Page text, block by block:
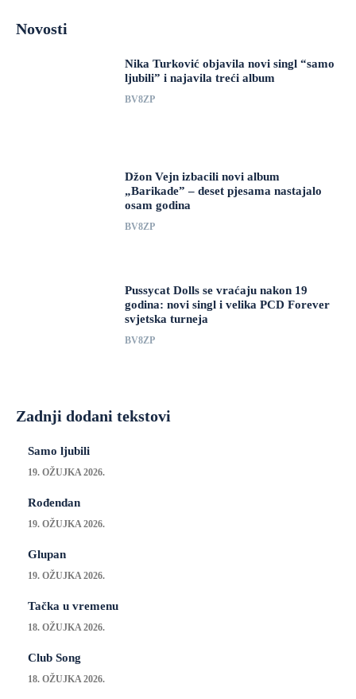
Novosti
Nika Turković objavila novi singl “samo
ljubili” i najavila treći album
BV8ZP
Džon Vejn izbacili novi album
„Barikade” – deset pjesama nastajalo
osam godina
BV8ZP
Pussycat Dolls se vraćaju nakon 19
godina: novi singl i velika PCD Forever
svjetska turneja
BV8ZP
Zadnji dodani tekstovi
Samo ljubili
19. OŽUJKA 2026.
Rođendan
19. OŽUJKA 2026.
Glupan
19. OŽUJKA 2026.
Tačka u vremenu
18. OŽUJKA 2026.
Club Song
18. OŽUJKA 2026.